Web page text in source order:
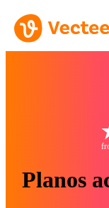
Planos